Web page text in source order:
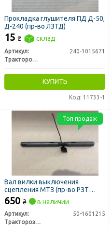
Прокладка глушителя ПД Д-50,
Д-240 (пр-во ЛЗТД)
15 ₴ склад
Артикул:
240-1015671
Трактородеталь г. Лозовая
КУПИТЬ
Код: 11733-1
Вал вилки выключения
сцепления МТЗ (пр-во РЗТ
г.Ромны)
650 ₴ в наличии
Артикул:
50-1601215
Тракторозапчасть г. Ромны
Топ продаж